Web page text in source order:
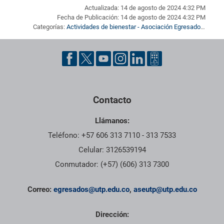
Actualizada: 14 de agosto de 2024 4:32 PM
Fecha de Publicación: 14 de agosto de 2024 4:32 PM
Categorías: Actividades de bienestar - Asociación Egresados,
Pie de página con información de contacto, redes sociales y
Contacto
Llámanos:
Teléfono: +57 606 313 7110 - 313 7533
Celular: 3126539194
Conmutador: (+57) (606) 313 7300
Correo: egresados@utp.edu.co, aseutp@utp.edu.co
Dirección: